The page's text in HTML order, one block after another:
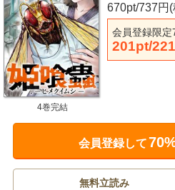
670pt/737円
会員登録限
201pt/
4巻完結
会員登録して
無料立読み